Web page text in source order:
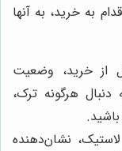
به خرید، به آنها
از خرید، وضعیت
هرگونه ترک،
نشان‌دهنده